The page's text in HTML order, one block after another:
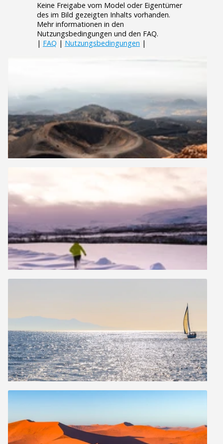
Keine Freigabe vom Model oder Eigentümer
des im Bild gezeigten Inhalts vorhanden.
Mehr informationen in den
Nutzungsbedingungen und den FAQ.
| FAQ | Nutzungsbedingungen |